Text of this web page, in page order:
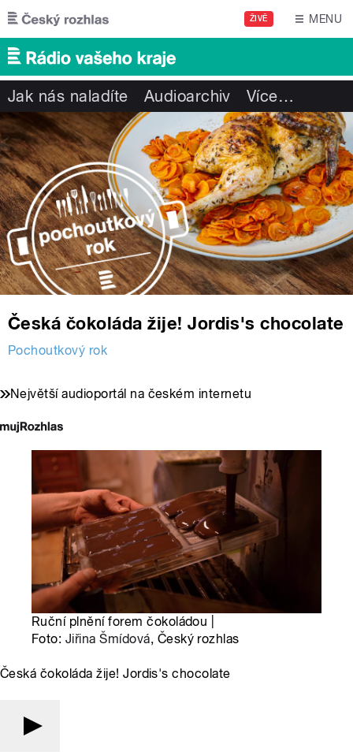
Přejít k hlavnímu obsahu
ŽIVĚ MENU
Jak nás naladíte Audioarchiv Více…
Česká čokoláda žije! Jordis's chocolate
Pochoutkový rok
Největší audioportál na českém internetu
Ruční plnění forem čokoládou |
Foto: Jiřina Šmídová, Český rozhlas
Česká čokoláda žije! Jordis's chocolate